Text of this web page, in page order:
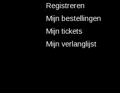
Registreren
Mijn bestellingen
Mijn tickets
Mijn verlanglijst